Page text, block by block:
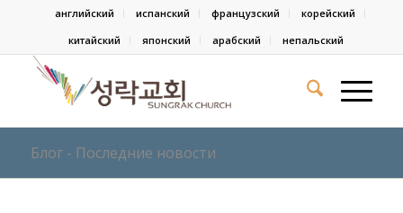
английский испанский французский
корейский
китайский
японский арабский непальский
Блог - Последние новости